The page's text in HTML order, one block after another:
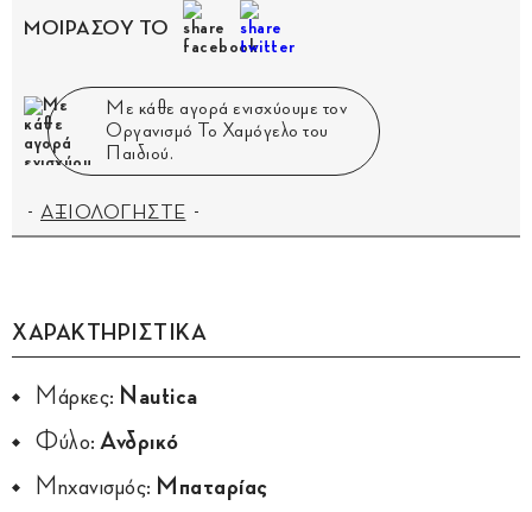
ΜΟΙΡΑΣΟΥ ΤΟ
Με κάθε αγορά ενισχύουμε τον
Οργανισμό Το Χαμόγελο του
Παιδιού.
ΑΞΙΟΛΟΓΗΣΤΕ
ΧΑΡΑΚΤΗΡΙΣΤΙΚΑ
Μάρκες: Nautica
Φύλο: Ανδρικό
Μηχανισμός: Μπαταρίας